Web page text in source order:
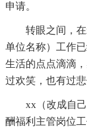
申请。
转眼之间，
单位名称）工作
生活的点点滴滴
过欢笑，也有过悲
xx（改成自
酬福利主管岗位